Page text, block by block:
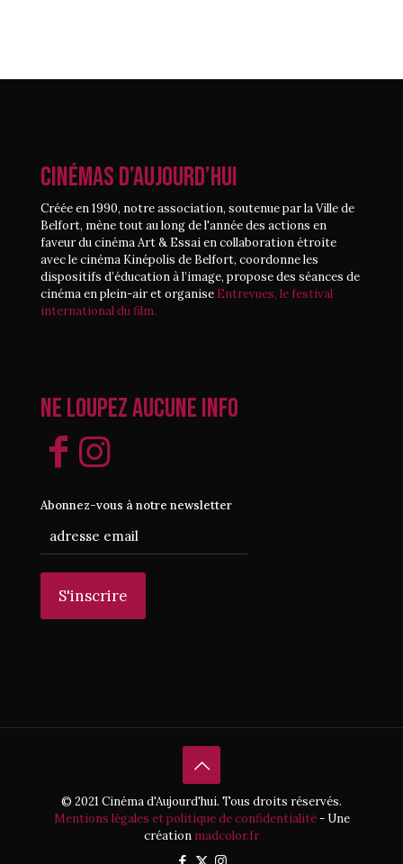
CINÉMAS D’AUJOURD’HUI
Créée en 1990, notre association, soutenue par la Ville de
Belfort, mène tout au long de l'année des actions en
faveur du cinéma Art & Essai en collaboration étroite
avec le cinéma Kinépolis de Belfort, coordonne les
dispositifs d’éducation à l’image, propose des séances de
cinéma en plein-air et organise Entrevues, le festival
international du film.
Ne loupez aucune info
Abonnez-vous à notre newsletter
© 2021 Cinéma d'Aujourd'hui. Tous droits réservés.
Mentions légales et politique de confidentialité- Une
création madcolor.fr